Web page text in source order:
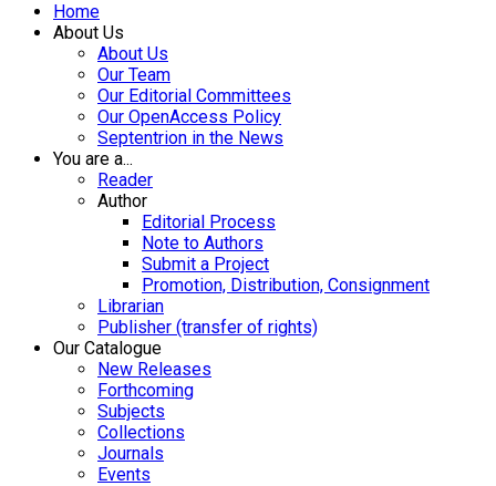
Home
About Us
About Us
Our Team
Our Editorial Committees
Our OpenAccess Policy
Septentrion in the News
You are a...
Reader
Author
Editorial Process
Note to Authors
Submit a Project
Promotion, Distribution, Consignment
Librarian
Publisher (transfer of rights)
Our Catalogue
New Releases
Forthcoming
Subjects
Collections
Journals
Events